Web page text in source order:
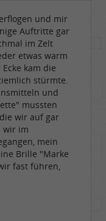
und mir
Auftritte gar
im Zelt
etwas warm
kam die
stürmte.
und
mussten
wir auf gar
wir im
mein
Brille "Marke
fast führen,